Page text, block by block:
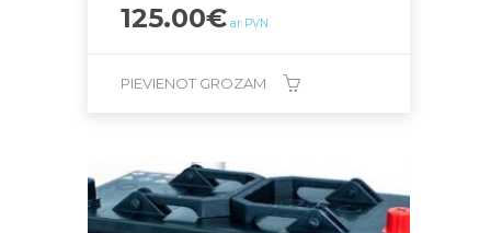
125.00€ ar PVN
PIEVIENOT GROZAM